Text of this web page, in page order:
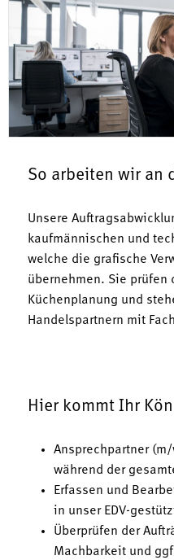
So arbeiten wir an
Unsere
kaufmännischen und
welche die grafische
übernehmen. Sie
Küchenplanung und
Handelspartnern mit
Hier kommt Ihr
Ansprechpartner
während der
Erfassen und
in unser EDV-
Überprüfen der
Machbarkeit und